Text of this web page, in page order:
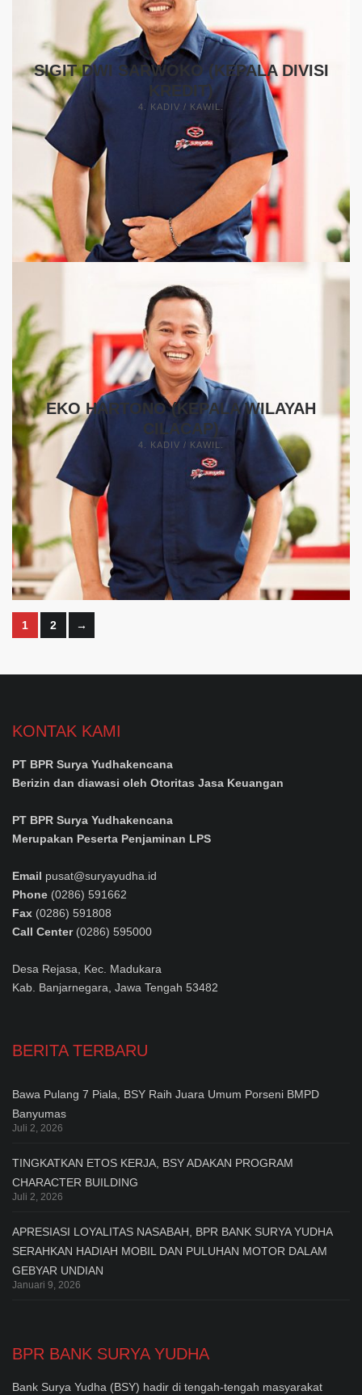
SIGIT DWI SARWOKO (KEPALA DIVISI
KREDIT)
4. KADIV / KAWIL.
EKO HARTONO (KEPALA WILAYAH
CILACAP)
4. KADIV / KAWIL.
ARIYANTO (KEPALA WILAYAH
BANYUMAS)
1 2 →
KONTAK KAMI
PT BPR Surya Yudhakencana
Berizin dan diawasi oleh Otoritas Jasa Keuangan
PT BPR Surya Yudhakencana
Merupakan Peserta Penjaminan LPS
Email pusat@suryayudha.id
Phone (0286) 591662
Fax (0286) 591808
Call Center(0286) 595000
Desa Rejasa, Kec. Madukara
Kab. Banjarnegara, Jawa Tengah 53482
BERITA TERBARU
Bawa Pulang 7 Piala, BSY Raih Juara Umum Porseni BMPD
Banyumas
Juli 2, 2026
TINGKATKAN ETOS KERJA, BSY ADAKAN PROGRAM
CHARACTER BUILDING
Juli 2, 2026
APRESIASI LOYALITAS NASABAH, BPR BANK SURYA YUDHA
SERAHKAN HADIAH MOBIL DAN PULUHAN MOTOR DALAM
GEBYAR UNDIAN
Januari 9, 2026
BPR BANK SURYA YUDHA
Bank Surya Yudha (BSY) hadir di tengah-tengah masyarakat